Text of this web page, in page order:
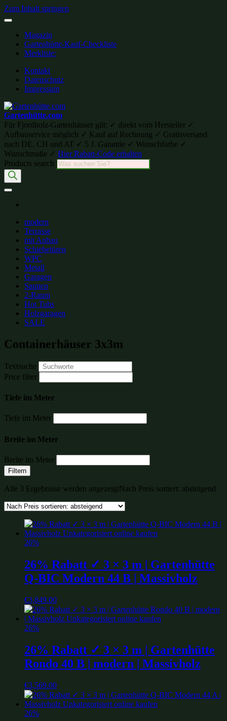
Zum Inhalt springen
Magazin
Gartenhütte-Kauf-Checkliste
Merkliste:
Kontakt
Datenschutz
Impressum
Gartenhütte.com
Für Fjordholz-Gartenhäuser gilt: ✓ direkt vom Hersteller ✓
Aufbauservice möglich ✓ Kauf auf Rechnung ✓ Gratisversand
nach DE, CH und AT ✓ 5 J. Garantie ✓ Wunschfarbe ✓
Wunschmaße ✓ Hier Rabatt-Code erhalten
Products search
modern
Terrasse
mit Anbau
Schiebetüren
WPC
Metall
Garagen
Saunen
2-Raum
Hot Tubs
Holzgaragen
SALE
Containerhäuser 3x3m
Textsuche
Price filter
Tiefe im Meter
Tiefe im Meter
Breite im Meter
Breite im Meter
Filtern
Alle 3 Ergebnisse werden angezeigtNach Preis sortiert: absteigend
26%
26% Rabatt ✓ 3 × 3 m | Gartenhütte
Q-BIC Modern 44 B | Massivholz
€3,849.00
26%
26% Rabatt ✓ 3 × 3 m | Gartenhütte
Rondo 40 B | modern | Massivholz
€3,569.00
26%